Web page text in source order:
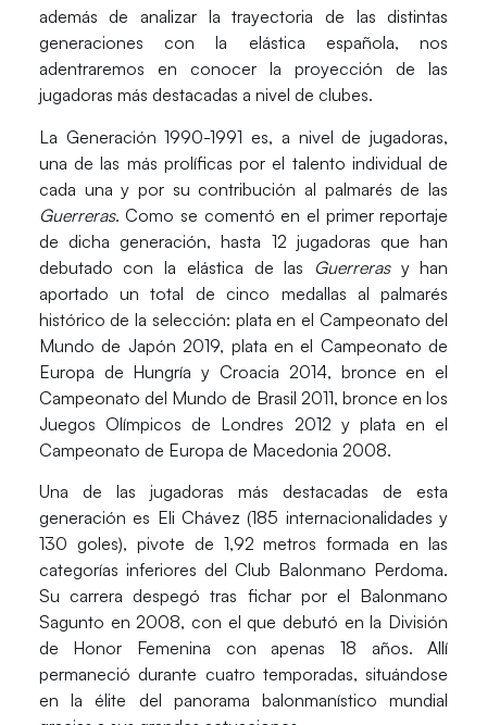
además de analizar la trayectoria de las distintas
generaciones con la elástica española, nos
adentraremos en conocer la proyección de las
jugadoras más destacadas a nivel de clubes.
La Generación 1990-1991 es, a nivel de jugadoras,
una de las más prolíficas por el talento individual de
cada una y por su contribución al palmarés de las
Guerreras. Como se comentó en el primer reportaje
de dicha generación, hasta 12 jugadoras que han
debutado con la elástica de las
Guerrerasy han
aportado un total de cinco medallas alpalmarés
histórico de la selección: plata en el Campeonato del
Mundo de Japón 2019, plata en el Campeonato de
Europa de Hungría y Croacia 2014, bronce en el
Campeonato del Mundo de Brasil 2011, bronce en los
Juegos Olímpicos de Londres 2012 y plata en el
Campeonato de Europa de Macedonia 2008.
Una de las jugadoras más destacadas de esta
generación es Eli Chávez (185 internacionalidades y
130 goles), pivote de 1,92 metros formada en las
categorías inferiores del Club Balonmano Perdoma.
Su carrera despegó tras fichar por el Balonmano
Sagunto en 2008, con el que debutó en la División
de Honor Femenina con apenas 18 años. Allí
permaneció durante cuatro temporadas, situándose
en la élite del panorama balonmanístico mundial